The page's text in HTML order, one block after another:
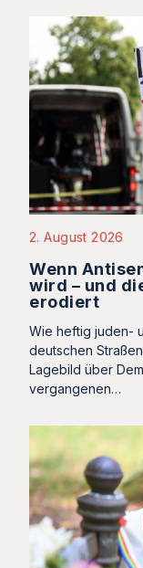
2. August 2026
Wenn
wird – und
erodiert
Wie heftig juden-
deutschen
Lagebild über
vergangenen…